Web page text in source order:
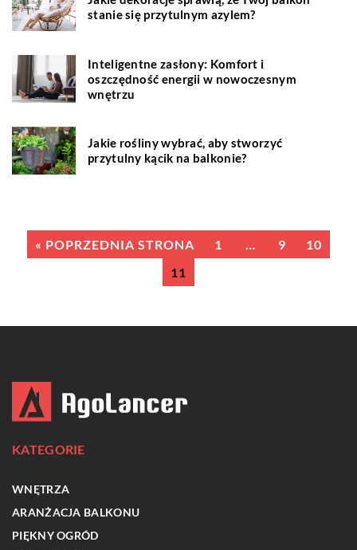
stanie się przytulnym azylem?
Inteligentne zasłony: Komfort i
oszczędność energii w nowoczesnym
wnętrzu
Jakie rośliny wybrać, aby stworzyć
przytulny kącik na balkonie?
« POPRZEDNIA STRONA 1 … 9
10
11
KATEGORIE
WNĘTRZA
ARANŻACJA BALKONU
PIĘKNY OGRÓD